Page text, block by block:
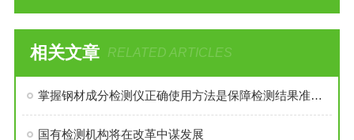
相关文章 RELATED ARTICLES
掌握钢材成分检测仪正确使用方法是保障检测结果准确可靠的前提
国有检测机构将在改革中谋发展